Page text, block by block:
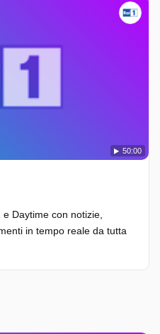
50:00
Daytime con notizie,
in tempo reale da tutta